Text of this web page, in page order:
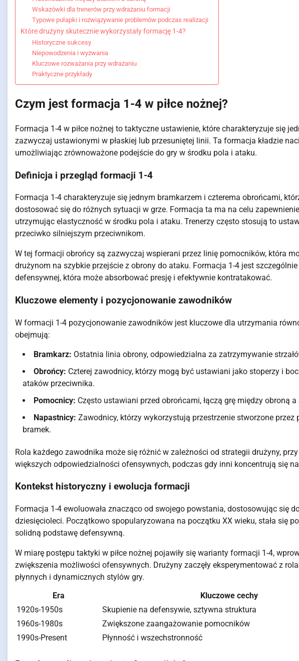
Wskazówki dla trenerów przy wdrażaniu formacji
Typowe pułapki i rozwiązywanie problemów podczas realizacji
Które drużyny skutecznie wykorzystały formację 1-4?
Historyczne sukcesy
Niepowodzenia i wyzwania
Kluczowe rozważania przy wdrażaniu
Praktyczne przykłady
Czym jest formacja 1-4 w piłce nożnej?
Formacja 1-4 w piłce nożnej to taktyczne ustawienie, które charakteryzuje się
zazwyczaj ustawionymi w płaskiej lub przesuniętej linii. Ta formacja kładzie
umożliwiając zrównoważone podejście do gry w środku pola i ataku.
Definicja i przegląd formacji 1-4
Formacja 1-4 charakteryzuje się jednym bramkarzem i czterema obrońcami,
dostosować się do różnych sytuacji w grze. Formacja ta ma na celu
utrzymując elastyczność w środku pola i ataku. Trenerzy często stosują to
przeciwko silniejszym przeciwnikom.
W tej formacji obrońcy są zazwyczaj wspierani przez linię pomocników, która
drużynom na szybkie przejście z obrony do ataku. Formacja 1-4 jest
defensywnej, która może absorbować presję i efektywnie kontratakować.
Kluczowe elementy i pozycjonowanie zawodników
W formacji 1-4 pozycjonowanie zawodników jest kluczowe dla utrzymania
obejmują:
Bramkarz: Ostatnia linia obrony, odpowiedzialna za zatrzymywanie
Obrońcy: Czterej zawodnicy, którzy mogą być ustawiani jako stoperzy i
ataków przeciwnika.
Pomocnicy: Często ustawiani przed obrońcami, łączą grę między obroną a
Napastnicy: Zawodnicy, którzy wykorzystują przestrzenie stworzone
bramek.
Rola każdego zawodnika może się różnić w zależności od strategii drużyny,
większych odpowiedzialności ofensywnych, podczas gdy inni koncentrują się
Kontekst historyczny i ewolucja formacji
Formacja 1-4 ewoluowała znacząco od swojego powstania, dostosowując się
dziesięcioleci. Początkowo spopularyzowana na początku XX wieku, stała się
solidną podstawę defensywną.
W miarę postępu taktyki w piłce nożnej pojawiły się warianty formacji 1-4,
zwiększenia możliwości ofensywnych. Drużyny zaczęły eksperymentować z
płynnych i dynamicznych stylów gry.
Era
Kluczowe cechy
1920s-1950s
Skupienie na defensywie, sztywna struktura
1960s-1980s
Zwiększone zaangażowanie pomocników
1990s-Present
Płynność i wszechstronność